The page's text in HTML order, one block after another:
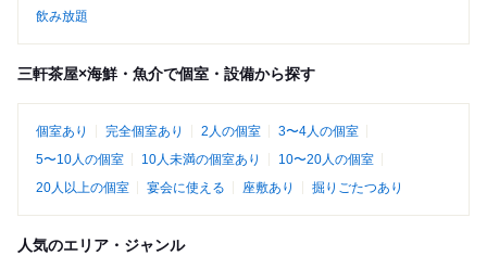
飲み放題
三軒茶屋×海鮮・魚介で個室・設備から探す
個室あり 完全個室あり 2人の個室
3〜4人の個室
5〜10人の個室
10人未満の個室あり
10〜20人の個室
20人以上の個室
宴会に使える 座敷あり 掘りごたつあり
人気のエリア・ジャンル